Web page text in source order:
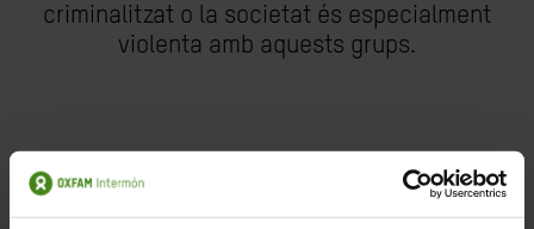
criminalitzat o la societat és especialment
violenta amb aquests grups.